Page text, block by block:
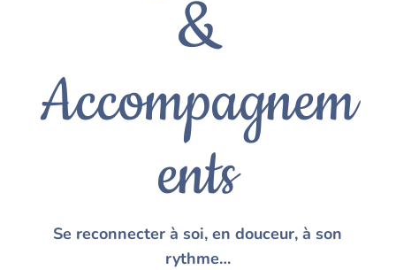
&
Accompagnem
ents
Se reconnecter à soi, en douceur, à son
rythme…